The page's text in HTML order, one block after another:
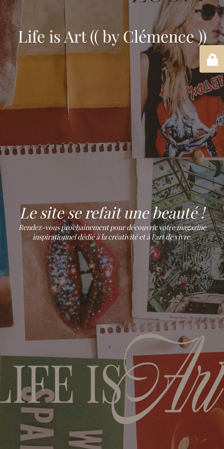
Life is Art (( by Clémence ))
Le site se refait une beauté !
Rendez-vous prochainement pour découvrir votre magazine
inspirationnel dédié à la créativité et à l'art de vivre.